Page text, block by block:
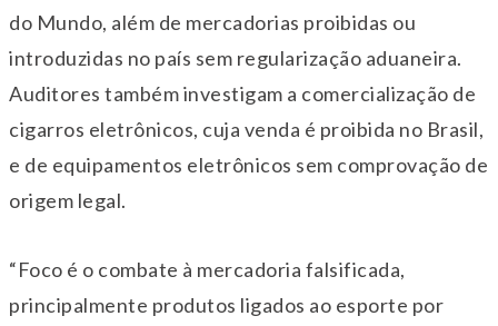
do Mundo, além de mercadorias proibidas ou
introduzidas no país sem regularização aduaneira.
Auditores também investigam a comercialização de
cigarros eletrônicos, cuja venda é proibida no Brasil,
e de equipamentos eletrônicos sem comprovação de
origem legal.
“Foco é o combate à mercadoria falsificada,
principalmente produtos ligados ao esporte por